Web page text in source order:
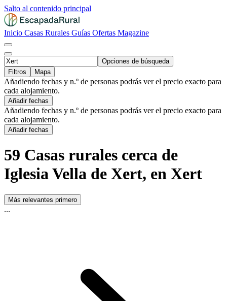
Salto al contenido principal
Inicio Casas Rurales Guías Ofertas Magazine
Opciones de búsqueda
Filtros
Mapa
Añadiendo fechas y n.º de personas podrás ver el precio exacto para
cada alojamiento.
Añadir fechas
Añadiendo fechas y n.º de personas podrás ver el precio exacto para
cada alojamiento.
Añadir fechas
59 Casas rurales cerca de
Iglesia Vella de Xert, en Xert
Más relevantes primero
...